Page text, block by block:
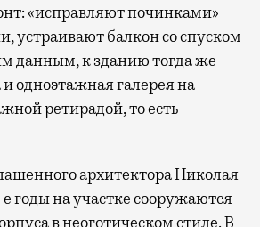
«исправляют починками»
устраивают балкон со спуском
данным, к зданию тогда же
одноэтажная галерея на
ретирадой, то есть
архитектора Николая
годы на участке сооружаются
в неоготическом стиле. В